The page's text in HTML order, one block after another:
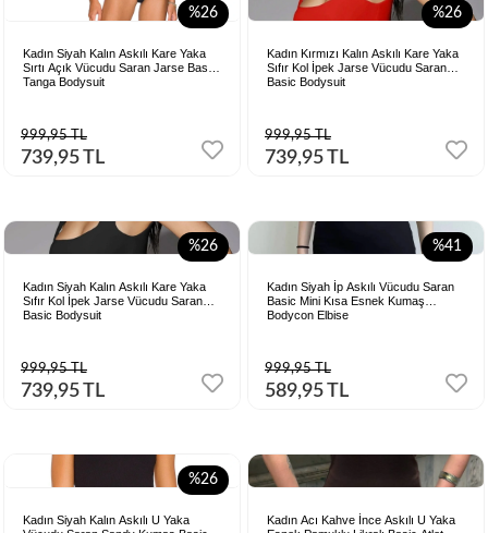
%26
Kadın Siyah Kalın Askılı Kare Yaka
Sırtı Açık Vücudu Saran Jarse Basic
Tanga Bodysuit
999,95 TL
739,95 TL
%26
Kadın Kırmızı Kalın Askılı Kare Yaka
Sıfır Kol İpek Jarse Vücudu Saran
Basic Bodysuit
999,95 TL
739,95 TL
%26
Kadın Siyah Kalın Askılı Kare Yaka
Sıfır Kol İpek Jarse Vücudu Saran
Basic Bodysuit
999,95 TL
739,95 TL
%41
Kadın Siyah İp Askılı Vücudu Saran
Basic Mini Kısa Esnek Kumaş
Bodycon Elbise
999,95 TL
589,95 TL
%26
Kadın Siyah Kalın Askılı U Yaka
Kadın Acı Kahve İnce Askılı U Yaka